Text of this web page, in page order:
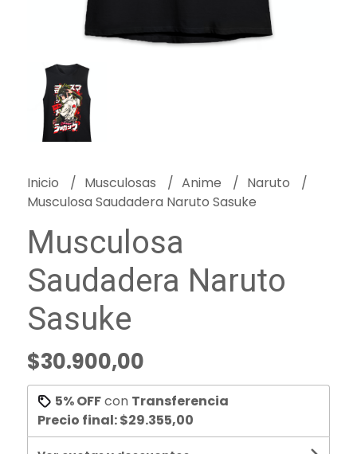
Inicio Musculosas Anime
Naruto
Musculosa Saudadera Naruto Sasuke
Musculosa
Saudadera Naruto
Sasuke
$30.900,00
5% OFFcon Transferencia
Precio final:$29.355,00